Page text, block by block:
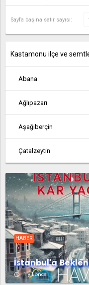
Sayfa başına satır sayısı:
Kastamonu ilçe ve
Abana
Ağlıpazarı
Aşağıberçin
Çatalzeytin
Dağçatağı
Hanönü
Kerpiçli
Kurucaşile
Nalcıkuyucağı
HABER
İstanbul'a
access_time 1 yıl önce